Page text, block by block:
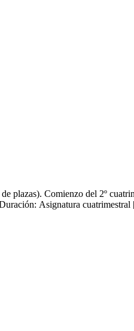
plazas). Comienzo del 2º
Asignatura